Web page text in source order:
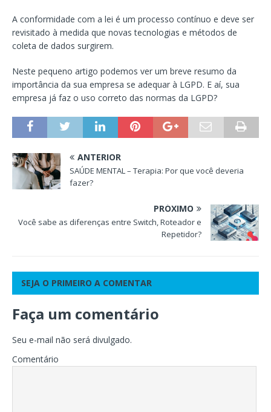
A conformidade com a lei é um processo contínuo e deve ser
revisitado à medida que novas tecnologias e métodos de
coleta de dados surgirem.
Neste pequeno artigo podemos ver um breve resumo da
importância da sua empresa se adequar à LGPD. E aí, sua
empresa já faz o uso correto das normas da LGPD?
ANTERIOR
SAÚDE MENTAL – Terapia: Por que você deveria
fazer?
PRÓXIMO
Você sabe as diferenças entre Switch, Roteador e
Repetidor?
SEJA O PRIMEIRO A COMENTAR
Faça um comentário
Seu e-mail não será divulgado.
Comentário